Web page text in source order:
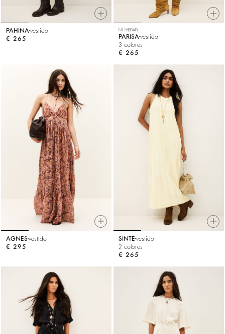
PAHINA vestido
€ 265
NOVEDAD
PARISA vestido
3 colores
€ 265
AGNESvestido
€ 295
SINTE vestido
2 colores
€ 265